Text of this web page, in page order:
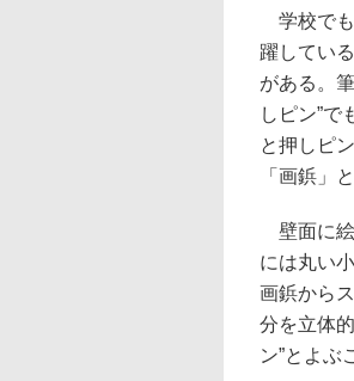
学校でも
躍してい
がある。
しピン”で
と押しピ
「画鋲」
壁面に絵
には丸い
画鋲から
分を立体
ン”とよぶ